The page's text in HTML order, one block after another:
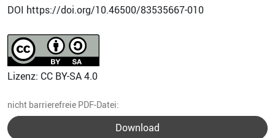
DOI https://doi.org/10.46500/83535667-010
Lizenz: CC BY-SA 4.0
nicht barrierefreie PDF-Datei:
Download